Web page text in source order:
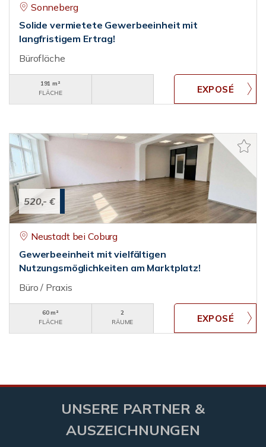
Sonneberg
Solide vermietete Gewerbeeinheit mit
langfristigem Ertrag!
Bürofläche
191 m²
FLÄCHE
520,- €
Neustadt bei Coburg
Gewerbeeinheit mit vielfältigen
Nutzungsmöglichkeiten am Marktplatz!
Büro / Praxis
60 m²
FLÄCHE
2
RÄUME
UNSERE PARTNER &
AUSZEICHNUNGEN